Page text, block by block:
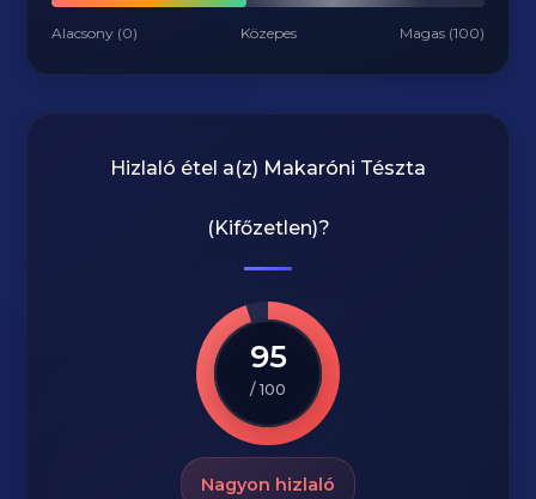
Alacsony (0) Közepes Magas (100)
Hizlaló étel a(z) Makaróni Tészta
(Kifőzetlen)?
95
/ 100
Nagyon hizlaló